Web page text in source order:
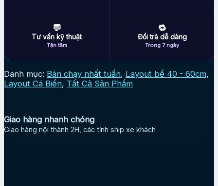
lượng
💬
Tư vấn kỹ thuật
Tận tâm
🔁
Đổi trả dễ dàng
Trong 7 ngày
Danh mục: Bán chạy nhất tuần, Layout bể 40 - 60cm,
Layout Cá Biển, Tất Cả Sản Phẩm
Giao hàng nhanh chóng
Giao hàng nội thành 2H, các tỉnh ship xe khách